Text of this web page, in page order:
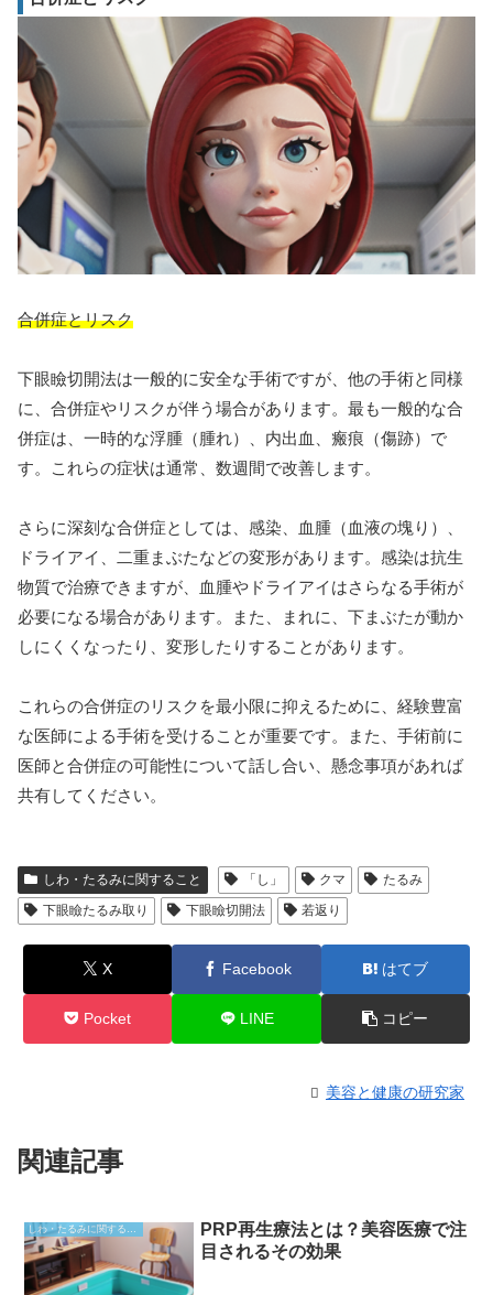
合併症とリスク
下眼瞼切開法は一般的に安全な手術ですが、他の手術と同様
に、合併症やリスクが伴う場合があります。最も一般的な合
併症は、一時的な浮腫（腫れ）、内出血、瘢痕（傷跡）で
す。これらの症状は通常、数週間で改善します。
さらに深刻な合併症としては、感染、血腫（血液の塊り）、
ドライアイ、二重まぶたなどの変形があります。感染は抗生
物質で治療できますが、血腫やドライアイはさらなる手術が
必要になる場合があります。また、まれに、下まぶたが動か
しにくくなったり、変形したりすることがあります。
これらの合併症のリスクを最小限に抑えるために、経験豊富
な医師による手術を受けることが重要です。また、手術前に
医師と合併症の可能性について話し合い、懸念事項があれば
共有してください。
しわ・たるみに関すること 「し」 クマ
たるみ
下眼瞼たるみ取り
下眼瞼切開法 若返り
X Facebook はてブ
Pocket LINE コピー
美容と健康の研究家
関連記事
PRP再生療法とは？美容医療で注
目されるその効果